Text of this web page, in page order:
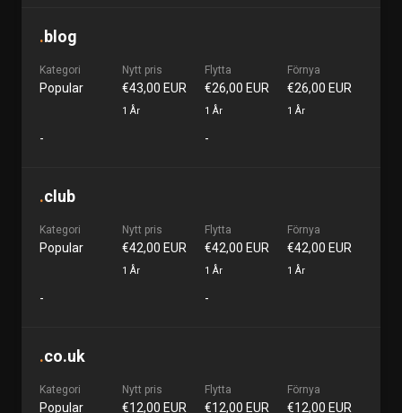
.blog
Kategori
Popular
Nytt pris
€43,00 EUR
1 År
Flytta
€26,00 EUR
1 År
Förnya
€26,00 EUR
1 År
- -
.club
Kategori
Popular
Nytt pris
€42,00 EUR
1 År
Flytta
€42,00 EUR
1 År
Förnya
€42,00 EUR
1 År
- -
.co.uk
Kategori
Popular
Nytt pris
€12,00 EUR
Flytta
€12,00 EUR
Förnya
€12,00 EUR